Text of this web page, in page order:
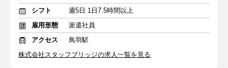
シフト
週5日 1日7.5時間以上
雇用形態
派遣社員
アクセス
鳥羽駅
株式会社スタッフブリッジの求人一覧を見る